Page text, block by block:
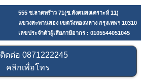
555 ซ.ลาดพร้าว 71(ซ.สังคมสงเคราะห์ 11)
แขวงสะพานสอง เขตวังทองหลาง กรุงเทพฯ 10310
เลขประจำตัวผู้เสียภาษีอากร : 0105544051045
ติดต่อ0871222245
คลิกเพื่อโทร